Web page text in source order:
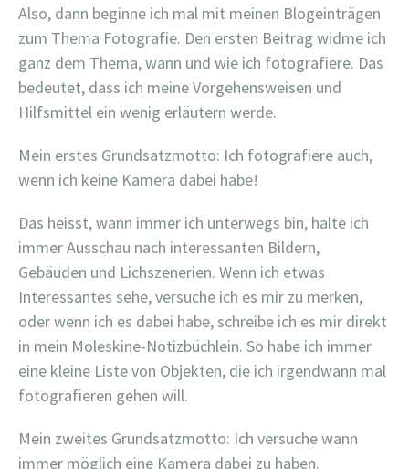
Also, dann beginne ich mal mit meinen Blogeinträgen
zum Thema Fotografie. Den ersten Beitrag widme ich
ganz dem Thema, wann und wie ich fotografiere. Das
bedeutet, dass ich meine Vorgehensweisen und
Hilfsmittel ein wenig erläutern werde.
Mein erstes Grundsatzmotto: Ich fotografiere auch,
wenn ich keine Kamera dabei habe!
Das heisst, wann immer ich unterwegs bin, halte ich
immer Ausschau nach interessanten Bildern,
Gebäuden und Lichszenerien. Wenn ich etwas
Interessantes sehe, versuche ich es mir zu merken,
oder wenn ich es dabei habe, schreibe ich es mir direkt
in mein Moleskine-Notizbüchlein. So habe ich immer
eine kleine Liste von Objekten, die ich irgendwann mal
fotografieren gehen will.
Mein zweites Grundsatzmotto: Ich versuche wann
immer möglich eine Kamera dabei zu haben.